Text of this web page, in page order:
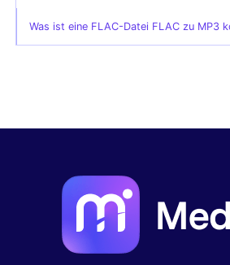
Was ist eine FLAC-Datei FLAC zu MP3